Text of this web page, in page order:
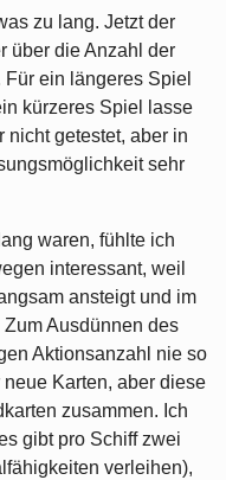
zu lang. Jetzt der
über die Anzahl der
ein längeres Spiel
kürzeres Spiel lasse
nicht getestet, aber in
sehr
waren, fühlte ich
interessant, weil
ansteigt und im
Ausdünnen des
Aktionsanzahl nie so
Karten, aber diese
zusammen. Ich
gibt pro Schiff zwei
verleihen),